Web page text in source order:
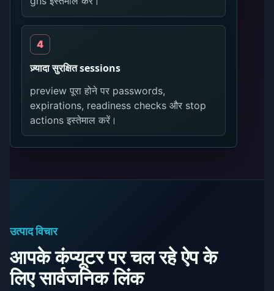
ज़्यादा सुरक्षित sessions
preview पूरा होने पर passwords,
expirations, readiness checks और stop
actions इस्तेमाल करें।
उत्पाद विचार
आपके कंप्यूटर पर चल रहे ऐप के
लिए सार्वजनिक लिंक